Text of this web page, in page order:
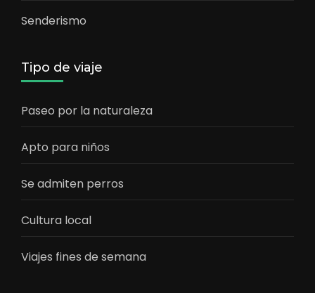
Senderismo
Tipo de viaje
Paseo por la naturaleza
Apto para niños
Se admiten perros
Cultura local
Viajes fines de semana